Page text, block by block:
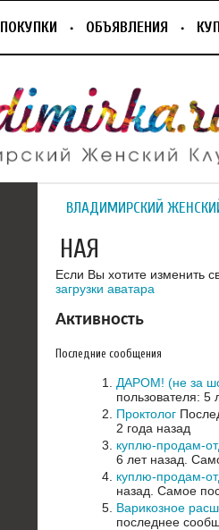
ПОКУПКИ ОБЪЯВЛЕНИЯ
ВЛАДИМИРСКИЙ
НАЯ
Если Вы хотите изменить
загрузки аватара
Активность
Последние сообщения
ДАРОМ! (не за
пользователя: 5
Проктолог
2 года назад
куплю-продам-
6 лет назад.
куплю-продам-
назад. Самое
Варикозное
последнее